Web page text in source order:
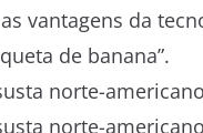
vantagens da
de banana”.